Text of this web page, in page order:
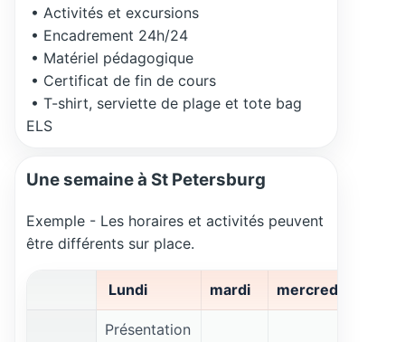
• Activités et excursions
• Encadrement 24h/24
• Matériel pédagogique
• Certificat de fin de cours
• T-shirt, serviette de plage et tote bag
ELS
Une semaine à St Petersburg
Exemple - Les horaires et activités peuvent
être différents sur place.
Lundi mardi mercredi
Présentation